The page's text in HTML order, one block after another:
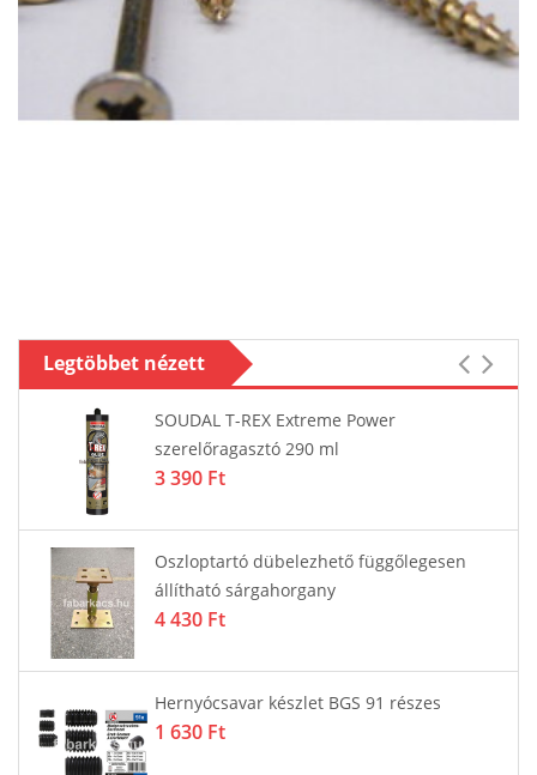
Legtöbbet nézett
SOUDAL T-REX Extreme Power
szerelőragasztó 290 ml
3 390 Ft
Oszloptartó dübelezhető függőlegesen
állítható sárgahorgany
4 430 Ft
Hernyócsavar készlet BGS 91 részes
1 630 Ft